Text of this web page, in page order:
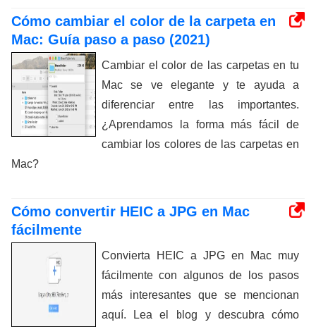
Cómo cambiar el color de la carpeta en
Mac: Guía paso a paso (2021)
Cambiar el color de las carpetas en tu
Mac se ve elegante y te ayuda a
diferenciar entre las importantes.
¿Aprendamos la forma más fácil de
cambiar los colores de las carpetas en
Mac?
Cómo convertir HEIC a JPG en Mac
fácilmente
Convierta HEIC a JPG en Mac muy
fácilmente con algunos de los pasos
más interesantes que se mencionan
aquí. Lea el blog y descubra cómo